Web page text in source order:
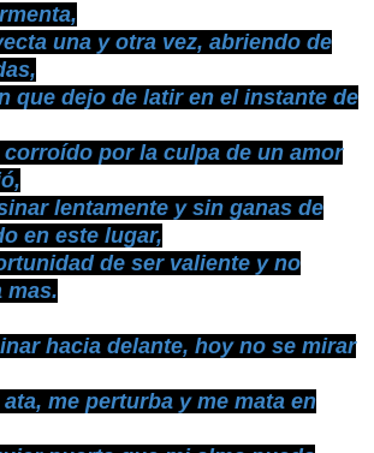
una y otra vez, abriendo de
que dejo de latir en el instante de
por la culpa de un amor
lentamente y sin ganas de
en este lugar,
de ser valiente y no
mas.
hacia delante, hoy no se mirar
me perturba y me mata en